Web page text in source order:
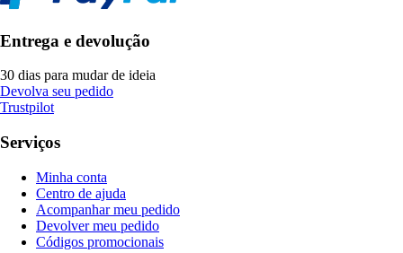
Entrega e devolução
30 dias para mudar de ideia
Devolva seu pedido
Trustpilot
Serviços
Minha conta
Centro de ajuda
Acompanhar meu pedido
Devolver meu pedido
Códigos promocionais